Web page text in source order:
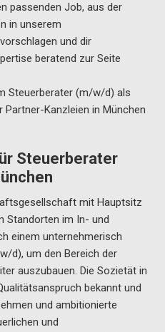
passenden Job, aus der
in unserem
und dir
beratend zur Seite
Steuerberater (m/w/d) als
Kanzleien in München
Steuerberater
mit Hauptsitz
Standorten im In- und
einem unternehmerisch
d), um den Bereich der
auszubauen. Die Sozietät in
bekannt und
und ambitionierte
und